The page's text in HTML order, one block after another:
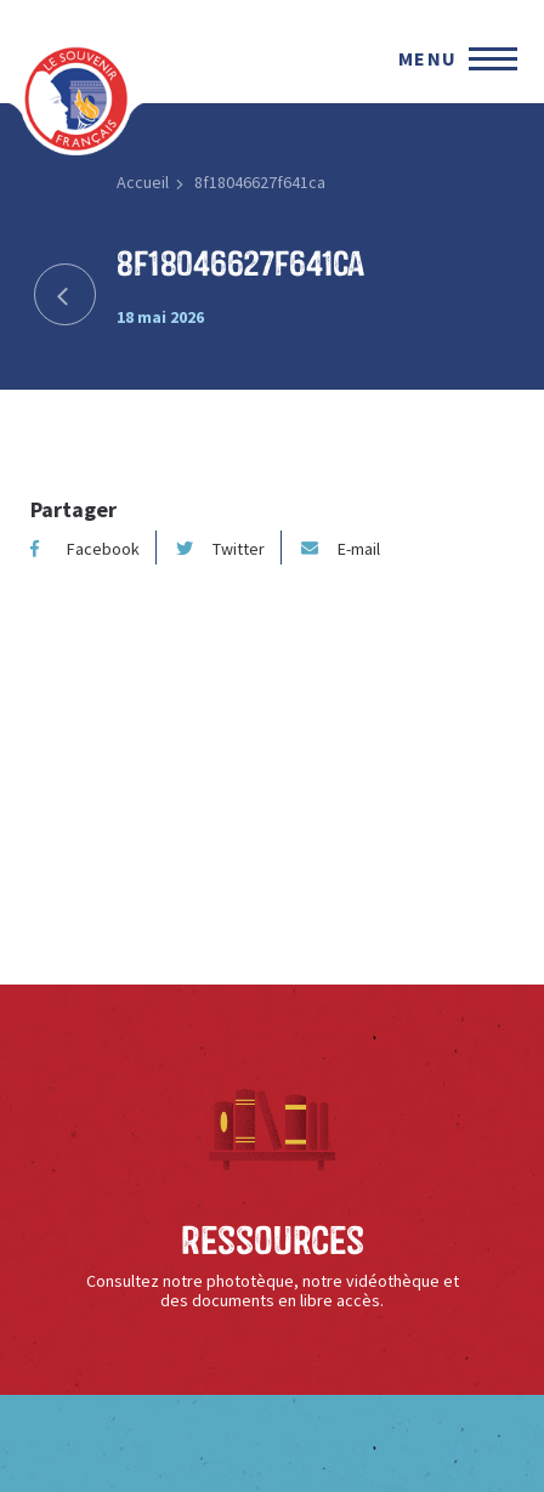
MENU
Accueil 8f18046627f641ca
8f18046627f641ca
18 mai 2026
Partager
Facebook Twitter E-mail
Ressources
Consultez notre phototèque, notre vidéothèque et
des documents en libre accès.